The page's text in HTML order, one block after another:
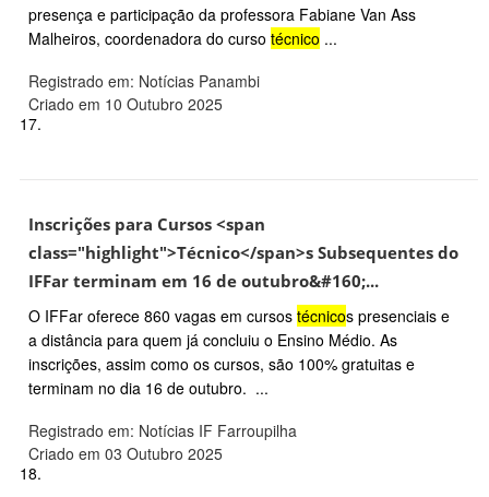
presença e participação da professora Fabiane Van Ass
Malheiros, coordenadora do curso técnico ...
Registrado em: Notícias Panambi
Criado em 10 Outubro 2025
17.
Inscrições para Cursos <span
class="highlight">Técnico</span>s Subsequentes do
IFFar terminam em 16 de outubro&#160;...
O IFFar oferece 860 vagas em cursos técnicos presenciais e
a distância para quem já concluiu o Ensino Médio. As
inscrições, assim como os cursos, são 100% gratuitas e
terminam no dia 16 de outubro. ...
Registrado em: Notícias IF Farroupilha
Criado em 03 Outubro 2025
18.